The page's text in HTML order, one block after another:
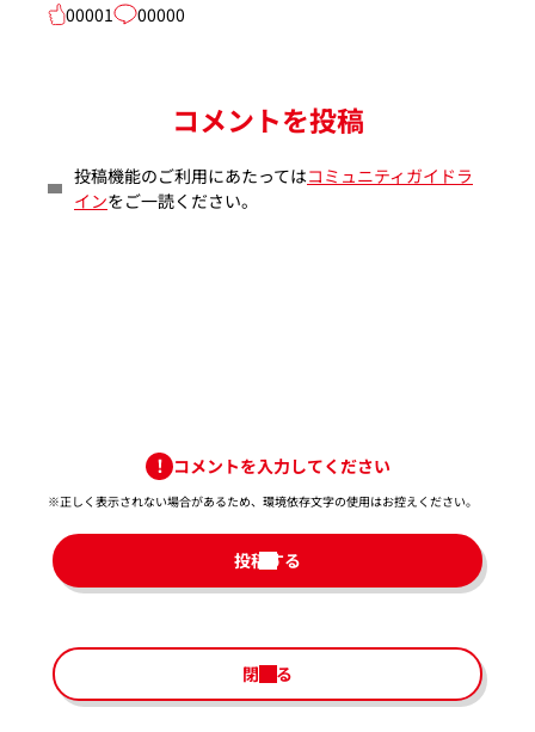
00001
00000
コメントを投稿
投稿機能のご利用にあたってはコミュニティガイドラ
インをご一読ください。
コメントを入力してください
※正しく表示されない場合があるため、環境依存文字の使用はお控えください。​
投稿する
閉じる